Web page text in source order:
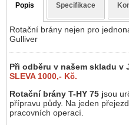
Popis Specifikace
Rotační brány nejen pro
Gulliver
Při odběru v našem skladu v
SLEVA 1000,- Kč.
Rotační brány T-HY 75 jsou
přípravu půdy. Na jeden
pracovních operací.